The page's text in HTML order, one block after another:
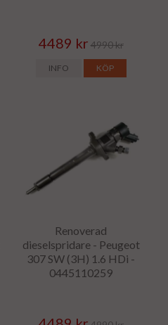
4489 kr 4990 kr
INFO KÖP
Renoverad
dieselspridare - Peugeot
307 SW (3H) 1.6 HDi -
0445110259